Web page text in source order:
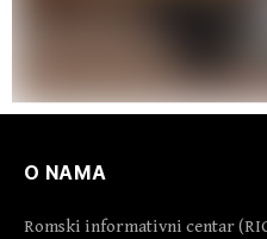
O NAMA
Romski informativni centar